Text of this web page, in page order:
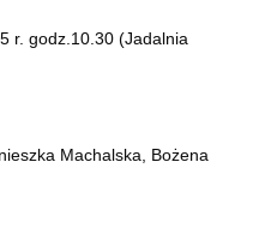
r. godz.10.30 (Jadalnia
Machalska, Bożena